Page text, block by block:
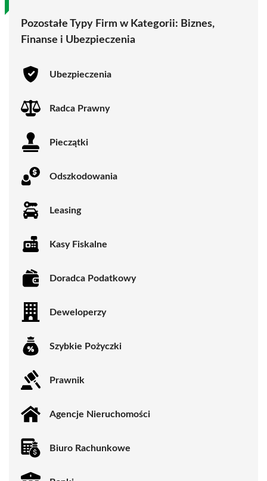
Pozostałe Typy Firm w Kategorii: Biznes,
Finanse i Ubezpieczenia
Ubezpieczenia
Radca Prawny
Pieczątki
Odszkodowania
Leasing
Kasy Fiskalne
Doradca Podatkowy
Deweloperzy
Szybkie Pożyczki
Prawnik
Agencje Nieruchomości
Biuro Rachunkowe